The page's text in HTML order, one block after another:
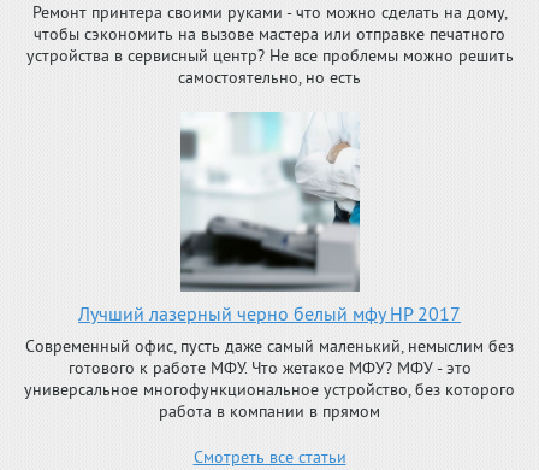
Ремонт принтера своими руками - что можно сделать на дому,
чтобы сэкономить на вызове мастера или отправке печатного
устройства в сервисный центр? Не все проблемы можно решить
самостоятельно, но есть
Лучший лазерный черно белый мфу HP 2017
Современный офис, пусть даже самый маленький, немыслим без
готового к работе МФУ. Что жетакое МФУ? МФУ - это
универсальное многофункциональное устройство, без которого
работа в компании в прямом
Смотреть все статьи